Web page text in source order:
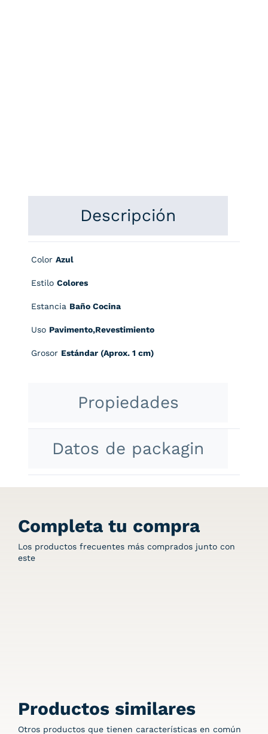
Descripción
Color Azul
Estilo Colores
Estancia Baño Cocina
Uso Pavimento,Revestimiento
Grosor Estándar (Aprox. 1 cm)
Propiedades
Datos de packagin
Completa tu compra
Los productos frecuentes más comprados junto con
este
Productos similares
Otros productos que tienen características en común